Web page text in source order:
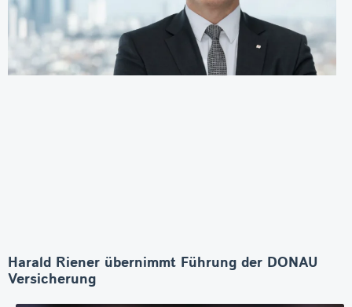
Harald Riener übernimmt Führung der DONAU
Versicherung